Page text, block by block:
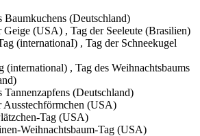
Baumkuchens (Deutschland)
Geige (USA) , Tag der Seeleute (Brasilien)
(internationaI) , Tag der Schneekugel
(international) , Tag des Weihnachtsbaums
Tannenzapfens (Deutschland)
Ausstechförmchen (USA)
Tag (USA)
Weihnachtsbaum-Tag (USA)